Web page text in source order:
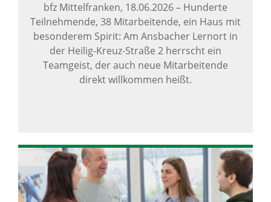
bfz Mittelfranken, 18.06.2026– Hunderte
Teilnehmende, 38 Mitarbeitende, ein Haus mit
besonderem Spirit: Am Ansbacher Lernort in
der Heilig-Kreuz-Straße 2 herrscht ein
Teamgeist, der auch neue Mitarbeitende
direkt willkommen heißt.